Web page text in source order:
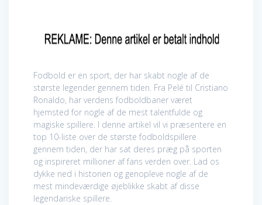
Fodbold er en sport, der har skabt nogle af de
største legender gennem tiden. Fra Pelé til Cristiano
Ronaldo, har verdens fodboldbaner været
hjemsted for nogle af de mest talentfulde og
magiske spillere. I denne artikel vil vi præsentere en
top 10-liste over de største fodboldspillere
gennem tiden, der har sat deres præg på sporten
og inspireret millioner af fans verden over. Lad os
dykke ned i historien og genopleve nogle af de
mest mindeværdige øjeblikke skabt af disse
legendariske spillere.